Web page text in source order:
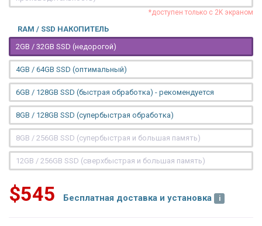
*доступен только с 2K экраном
RAM / SSD НАКОПИТЕЛЬ
2GB / 32GB SSD (недорогой)
4GB / 64GB SSD (оптимальный)
6GB / 128GB SSD (быстрая обработка) - рекомендуется
8GB / 128GB SSD (супербыстрая обработка)
8GB / 256GB SSD (супербыстрая и большая память)
12GB / 256GB SSD (сверхбыстрая и большая память)
$545 Бесплатная доставка и установка